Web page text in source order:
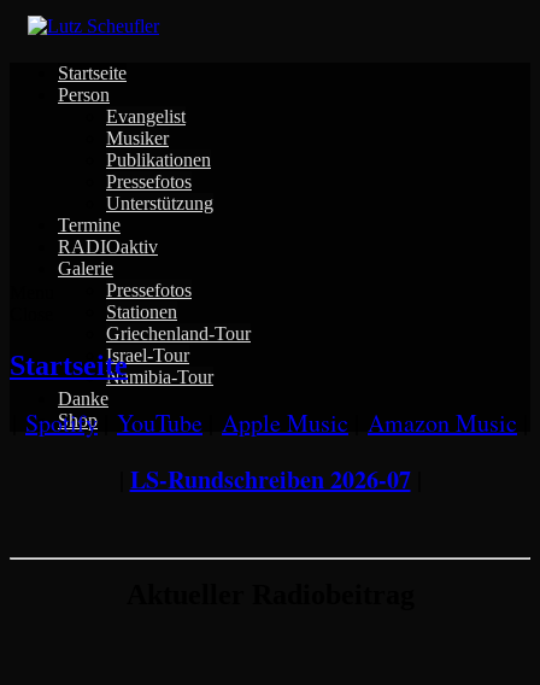
Skip
content
Startseite
Person
Evangelist
Musiker
Publikationen
Pressefotos
Unterstützung
Termine
RADIOaktiv
Galerie
Pressefotos
Stationen
Griechenland-Tour
Israel-Tour
Namibia-Tour
Danke
Shop
Startseite
Spotify YouTube Apple Music Amazon Music
LS-Rundschreiben 2026-07|